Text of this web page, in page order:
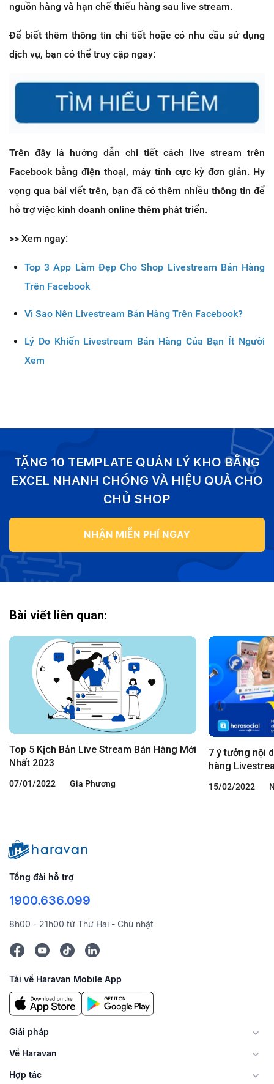
nguồn hàng và hạn chế thiếu hàng sau live stream.
Để biết thêm thông tin chi tiết hoặc có nhu cầu sử dụng
dịch vụ, bạn có thể truy cập ngay:
Trên đây là hướng dẫn chi tiết cách live stream trên
Facebook bằng điện thoại, máy tính cực kỳ đơn giản. Hy
vọng qua bài viết trên, bạn đã có thêm nhiều thông tin để
hỗ trợ việc kinh doanh online thêm phát triển.
>> Xem ngay:
Top 3 App Làm Đẹp Cho Shop Livestream Bán Hàng
Trên Facebook
Vì Sao Nên Livestream Bán Hàng Trên Facebook?
Lý Do Khiến Livestream Bán Hàng Của Bạn Ít Người
Xem
TẶNG 10 TEMPLATE QUẢN LÝ KHO BẰNG
EXCEL NHANH CHÓNG VÀ HIỆU QUẢ CHO
CHỦ SHOP
NHẬN MIỄN PHÍ NGAY
Bài viết liên quan:
Top 5 Kịch Bản Live Stream Bán Hàng Mới
Nhất 2023
07/01/2022 Gia Phương
7 ý tưởng nội
hàng
15/02/2022
Tổng đài hỗ trợ
1900.636.099
8h00 - 21h00 từ Thứ Hai - Chủ nhật
Tải về Haravan Mobile App
Giải pháp
Về Haravan
Hợp tác